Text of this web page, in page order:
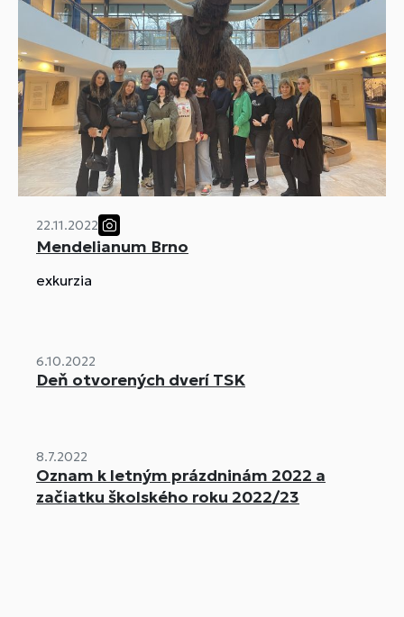
22.11.2022
Mendelianum Brno
exkurzia
6.10.2022
Deň otvorených dverí TSK
8.7.2022
Oznam k letným prázdninám 2022 a
začiatku školského roku 2022/23